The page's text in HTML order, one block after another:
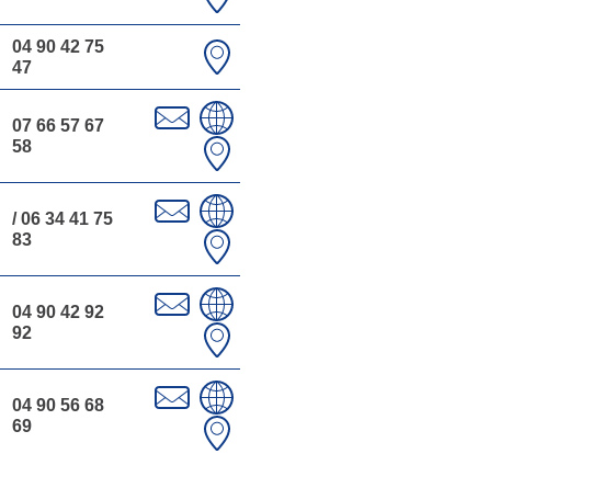
04 90 42 75
47
07 66 57 67
58
/ 06 34 41 75
83
04 90 42 92
92
04 90 56 68
69